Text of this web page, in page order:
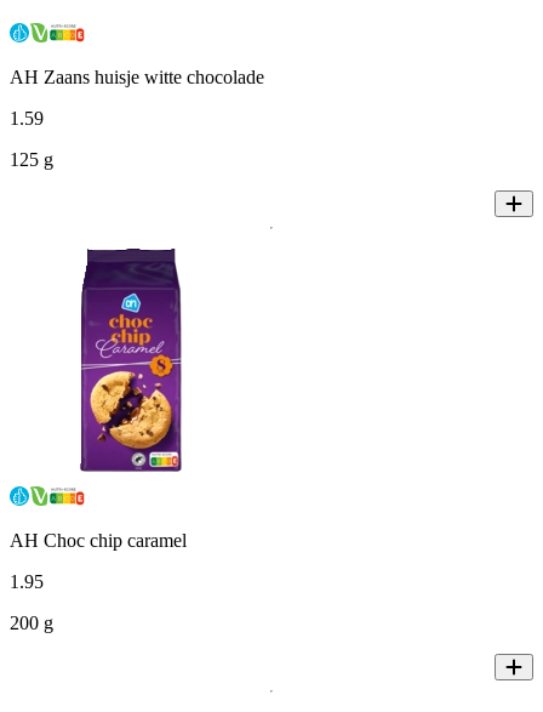
AH Zaans huisje witte chocolade
1 .59
125 g
AH Choc chip caramel
1 .95
200 g